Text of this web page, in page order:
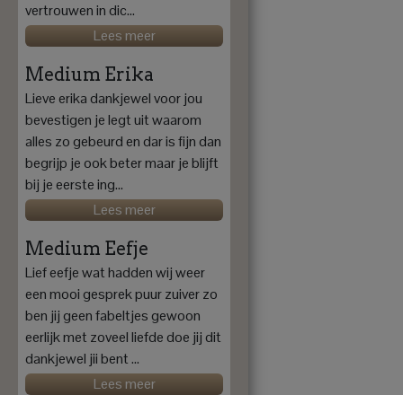
vertrouwen in dic...
Lees meer
Medium Erika
Lieve erika dankjewel voor jou
bevestigen je legt uit waarom
alles zo gebeurd en dar is fijn dan
begrijp je ook beter maar je blijft
bij je eerste ing...
Lees meer
Medium Eefje
Lief eefje wat hadden wij weer
een mooi gesprek puur zuiver zo
ben jij geen fabeltjes gewoon
eerlijk met zoveel liefde doe jij dit
dankjewel jii bent ...
Lees meer